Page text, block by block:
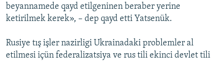
beyannamede qayd etilgeninen beraber yerine
ketirilmek kerek», – dep qayd etti Yatsenük.
Rusiye tış işler nazirligi Ukrainadaki problemler al
etilmesi içün federalizatsiya ve rus tili ekinci devlet tili